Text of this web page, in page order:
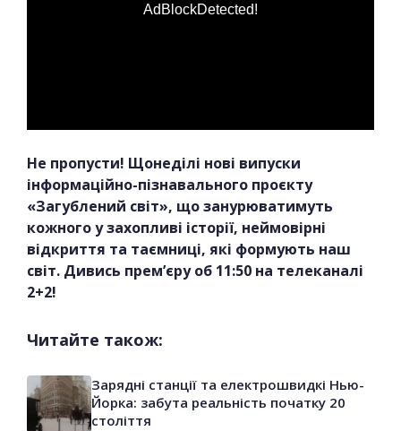
AdBlockDetected!
Не пропусти! Щонеділі нові випуски
інформаційно-пізнавального проєкту
«Загублений світ», що занурюватимуть
кожного у захопливі історії, неймовірні
відкриття та таємниці, які формують наш
світ. Дивись прем’єру об 11:50 на телеканалі
2+2!
Читайте також:
Зарядні станції та електрошвидкі Нью-
Йорка: забута реальність початку 20
століття